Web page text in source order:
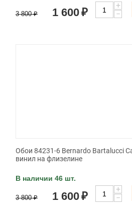
3 800 ₽ 1 600₽
+
−
Обои 84231-6 Bernardo Bartalucci
винил на флизелине
В наличии 46 шт.
3 800 ₽ 1 600₽
+
−